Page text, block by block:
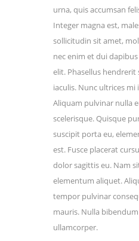
urna, quis accumsan
Integer magna est,
sollicitudin sit amet,
nec enim et dui
elit. Phasellus hendrerit
iaculis. Nunc ultrices mi
Aliquam pulvinar nulla
scelerisque. Quisque
suscipit porta eu,
est. Fusce placerat
dolor sagittis eu. Nam
elementum aliquet.
tempor pulvinar
mauris. Nulla
ullamcorper.